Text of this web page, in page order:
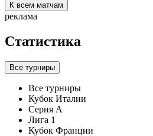
К всем матчам
реклама
Статистика
Все турниры
Все турниры
Кубок Италии
Серия А
Лига 1
Кубок Франции